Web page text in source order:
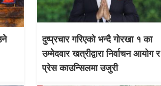
दुष्प्रचार गरिएको भन्दै गोरखा १ का
उम्मेदवार खत्रीद्वारा निर्वाचन आयोग र
प्रेस काउन्सिलमा उजुरी